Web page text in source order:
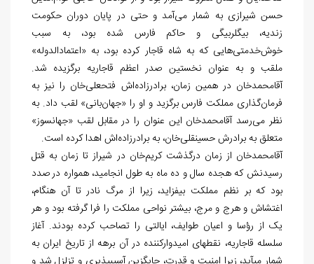
حسن شیرازی به شمار می‏‌آمد و حتی در پایان دوران حکومت
زندیه، بیگلربیگی و حاکم فارس شده بود، به سبب
خوش‏‌خدمتی‏‌هایی که به شاه قاجار کرده بود، به «اعتمادالدوله»
ملقب و به‏ عنوان نخستین صدر اعظم قاجاریه برگزیده شد.
آقامحمدخان در همین زمان، برادرزاده‌‏اش فتحعلی‏‌خان را نیز به
فرمانگذاری مملکت فارس برگزید و او را «جهان‌بانی» لقب داد. به
نظر میرسد آقامحمدخان این عنوان را در مقابل لقب «جهانسوز»
متعلق به برادرش حسینقلی‏‌خان، به برادرزاده‏‌اش اهدا کرده است.
آقامحمدخان از زمان درگذشت کریم‏‌خان در شیراز تا زمان به قتل
رسیدنش که هجده سال و ده ماه به طول انجامید، همواره در صدد
بود که بر نظم مملکت بیفزاید، زیرا از مرگ نادر تا آن هنگام،
اغتشاش و هرج و مرج، بیشتر نواحی مملکت را فرا گرفته بود و هر
یک از رؤسا و اعیان طوایف، ایالتی را تصاحب کرده بودند. آغاز
سلسله قاجاریه، نقطه‏ای امیدوارکننده در آن برهه از تاریخ ایران به